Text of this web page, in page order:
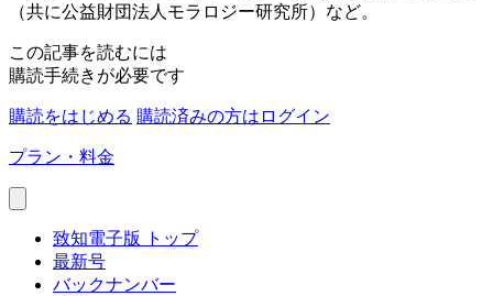
（共に公益財団法人モラロジー研究所）など。
この記事を読むには
購読手続きが必要です
購読をはじめる 購読済みの方はログイン
プラン・料金
致知電子版 トップ
最新号
バックナンバー